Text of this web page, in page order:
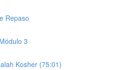
Repaso
3
Kosher (75:01)